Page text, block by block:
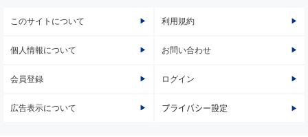
このサイトについて 利用規約
個人情報について お問い合わせ
会員登録 ログイン
広告表示について プライバシー設定